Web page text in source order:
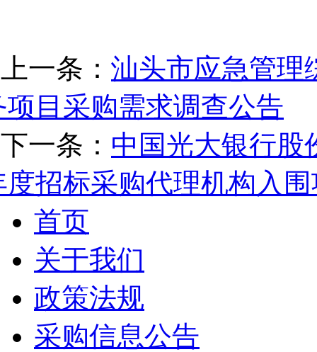
上一条： 汕头市应急管理
项目采购需求调查公告
下一条： 中国光大银行股
度招标采购代理机构入
首页
关于我们
政策法规
采购信息公告